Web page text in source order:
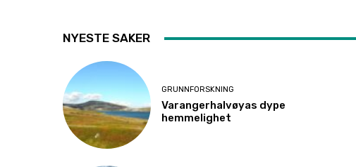
NYESTE SAKER
GRUNNFORSKNING
Varangerhalvøyas dype
hemmelighet